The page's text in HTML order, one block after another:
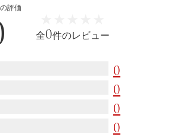
いて
パン辞典
よくある質問
トップページ
評価
全0件のレビュー
0
0
0
0